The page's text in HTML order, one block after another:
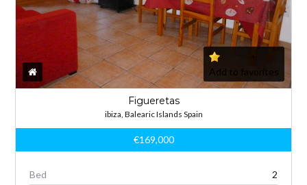
Add to favorites
Figueretas
ibiza, Balearic Islands Spain
€169,000
Bed
2